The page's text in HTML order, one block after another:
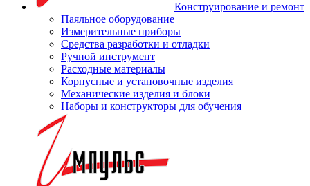
Конструирование и ремонт
Паяльное оборудование
Измерительные приборы
Средства разработки и отладки
Ручной инструмент
Расходные материалы
Корпусные и установочные изделия
Механические изделия и блоки
Наборы и конструкторы для обучения